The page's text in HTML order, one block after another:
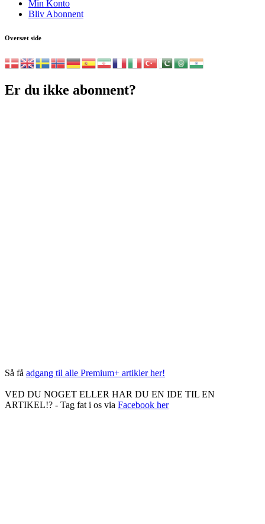
Min Konto
Bliv Abonnent
Oversæt side
Er du ikke abonnent?
Så få adgang til alle Premium+ artikler her!
VED DU NOGET ELLER HAR DU EN IDE TIL EN
ARTIKEL!? - Tag fat i os via Facebook her